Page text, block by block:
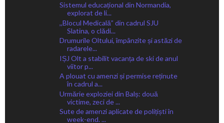
Sistemul educațional din Normandia,
explorat de li...
,,Blocul Medicală” din cadrul SJU
Slatina, o clădi...
Drumurile Oltului, împânzite și astăzi de
radarele...
IȘJ Olt a stabilit vacanța de ski de anul
viitor p...
A plouat cu amenzi și permise reținute
în cadrul a...
Urmărie exploziei din Balș: două
victime, zeci de ...
Sute de amenzi aplicate de polițiști în
week-end. ...